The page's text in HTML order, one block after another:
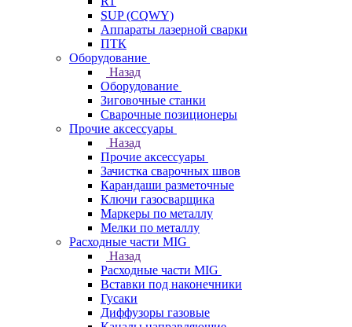
SUP (CQWY)
Аппараты лазерной сварки
ПТК
Оборудование
Назад
Оборудование
Зиговочные станки
Сварочные позиционеры
Прочие аксессуары
Назад
Прочие аксессуары
Зачистка сварочных швов
Карандаши разметочные
Ключи газосварщика
Маркеры по металлу
Мелки по металлу
Расходные части MIG
Назад
Расходные части MIG
Вставки под наконечники
Гусаки
Диффузоры газовые